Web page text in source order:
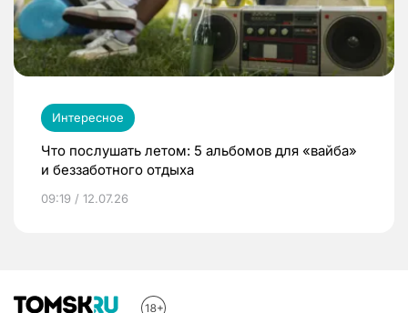
Интересное
Что послушать летом: 5 альбомов для «вайба»
и беззаботного отдыха
09:19 / 12.07.26